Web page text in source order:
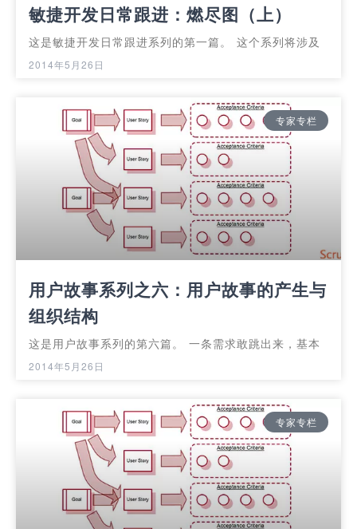
敏捷开发日常跟进：燃尽图（上）
这是敏捷开发日常跟进系列的第一篇。 这个系列将涉及
2014年5月26日
专家专栏
用户故事系列之六：用户故事的产生与
组织结构
这是用户故事系列的第六篇。 一条需求敢跳出来，基本
2014年5月26日
专家专栏